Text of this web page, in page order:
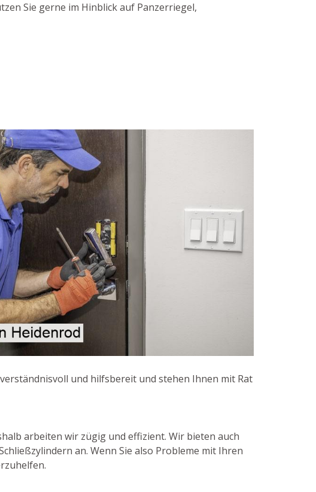
Sie gerne im Hinblick auf Panzerriegel,
und hilfsbereit und stehen Ihnen mit Rat
arbeiten wir zügig und effizient. Wir bieten auch
an. Wenn Sie also Probleme mit Ihren